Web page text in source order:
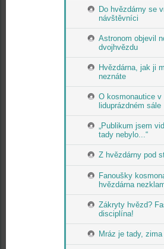
Do hvězdárny se
návštěvníci
Astronom objevil
dvojhvězdu
Hvězdárna, jak ji
neznáte
O kosmonautice v
liduprázdném sále
„Publikum jsem
tady nebylo...“
Z hvězdárny pod
Fanoušky
hvězdárna
Zákryty hvězd?
disciplína!
Mráz je tady,